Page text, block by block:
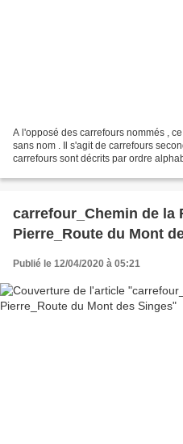
A l'opposé des carrefours nommés ,
sans nom . Il s'agit de carrefours
carrefours sont décrits par ordre
carrefour_Chemin de la
Pierre_Route du Mont
Publié le 12/04/2020 à 05:21